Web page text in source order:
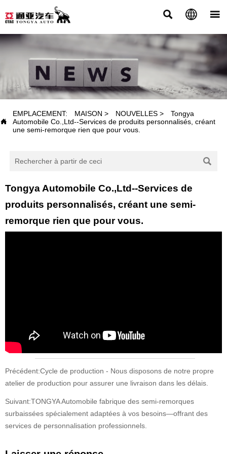
  
NOUVELLES

EMPLACEMENT: MAISON > NOUVELLES >
Tongya
Automobile Co.,Ltd--Services de produits personnalisés, créant
une semi-remorque rien que pour vous.

Tongya Automobile Co.,Ltd--Services de
produits personnalisés, créant une semi-
remorque rien que pour vous.
Précédent:Cycle de production - Nous disposons de notre propre
atelier de production pour assurer une livraison dans les délais.
Suivant:TONGYA Automobile fabrique des semi-remorques
surbaissées spécialement adaptées à vos besoins—offrant des
services de personnalisation professionnels.